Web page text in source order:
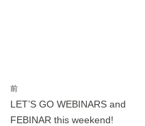
前
LET’S GO WEBINARS and
FEBINAR this weekend!